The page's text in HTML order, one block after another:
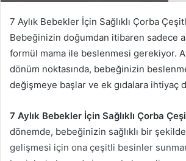
7 Aylık Bebekler İçin Sağlıklı Çorba
Bebeğinizin doğumdan itibaren sadece
formül mama ile beslenmesi gerekiyor.
dönüm noktasında, bebeğinizin
değişmeye başlar ve ek gıdalara ihtiyaç
7 Aylık Bebekler İçin Sağlıklı Çorba
dönemde, bebeğinizin sağlıklı bir
gelişmesi için ona çeşitli besinler